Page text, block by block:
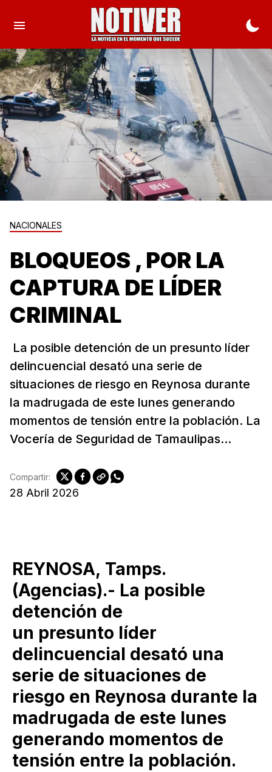
NACIONALES
BLOQUEOS , POR LA
CAPTURA DE LÍDER
CRIMINAL
La posible detención de un presunto líder
delincuencial desató una serie de
situaciones de riesgo en Reynosa durante
la madrugada de este lunes generando
momentos de tensión entre la población. La
Vocería de Seguridad de Tamaulipas...
28 Abril 2026
Compartir:
REYNOSA, Tamps.
(Agencias).- La posible
detención de
un presunto líder
delincuencial desató una
serie de situaciones de
riesgo en Reynosa durante la
madrugada de este lunes
generando momentos de
tensión entre la población.